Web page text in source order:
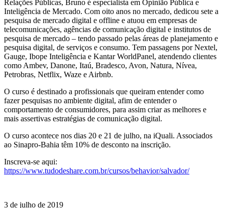
Relações Públicas, Bruno é especialista em Opinião Pública e
Inteligência de Mercado. Com oito anos no mercado, dedicou sete a
pesquisa de mercado digital e offline e atuou em empresas de
telecomunicações, agências de comunicação digital e institutos de
pesquisa de mercado – tendo passado pelas áreas de planejamento e
pesquisa digital, de serviços e consumo. Tem passagens por Nextel,
Gauge, Ibope Inteligência e Kantar WorldPanel, atendendo clientes
como Ambev, Danone, Itaú, Bradesco, Avon, Natura, Nívea,
Petrobras, Netflix, Waze e Airbnb.
O curso é destinado a profissionais que queiram entender como
fazer pesquisas no ambiente digital, afim de entender o
comportamento de consumidores, para assim criar as melhores e
mais assertivas estratégias de comunicação digital.
O curso acontece nos dias 20 e 21 de julho, na iQuali. Associados
ao Sinapro-Bahia têm 10% de desconto na inscrição.
Inscreva-se aqui:
https://www.tudodeshare.com.br/cursos/behavior/salvador/
3 de julho de 2019